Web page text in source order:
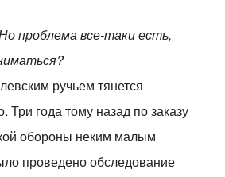
проблема все-таки есть,
ручьем тянется
Три года тому назад по заказу
обороны неким малым
проведено обследование